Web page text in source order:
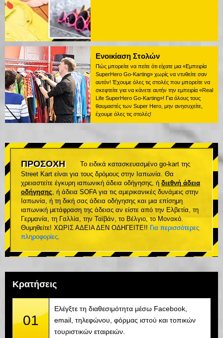
Ενοικίαση Στολών
Πώς μπορείτε να πείτε ότι είχατε μια «Εμπειρία
SuperHero Go-Karting» χωρίς να ντυθείτε σαν
αυτόν! Έχουμε όλες τις στολές που μπορείτε να
σκεφτείτε για να κάνετε αυτήν την εμπειρία «Real
Life SuperHero Go-Karting»! Για όλους τους
θαυμαστές των Super Hero, μην ανησυχείτε,
έχουμε όλες τις στολές!
ΠΡΟΣΟΧΗ
Το ειδικά κατασκευασμένο go-kart της
Street Kart είναι για τους δρόμους στην Ιαπωνία. Θα
χρειαστείτε έγκυρη ιαπωνική άδεια οδήγησης, ή διεθνή άδεια
οδήγησης , ή άδεια SOFA για τις αμερικανικές δυνάμεις στην
Ιαπωνία, ή τη δική σας άδεια οδήγησης και μια επίσημη
ιαπωνική μετάφραση της άδειας αν είστε από την Ελβετία, τη
Γερμανία, τη Γαλλία, την Ταϊβάν, το Βέλγιο, το Μονακό.
Θυμηθείτε! ΧΩΡΙΣ ΑΔΕΙΑ ΔΕΝ ΟΔΗΓΕΙΤΕ!! Για περισσότερες
πληροφορίες
Κρατήσεις
01
Ελέγξτε τη διαθεσιμότητα μέσω Facebook,
email, τηλεφώνου, φόρμας ιστού και τοπικών
τουριστικών εταιρειών.